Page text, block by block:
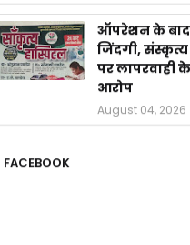
ऑपरेशन के
जिंदगी, संस्कृत्य
पर लापरवाही
आरोप
August 04, 2026
FACEBOOK